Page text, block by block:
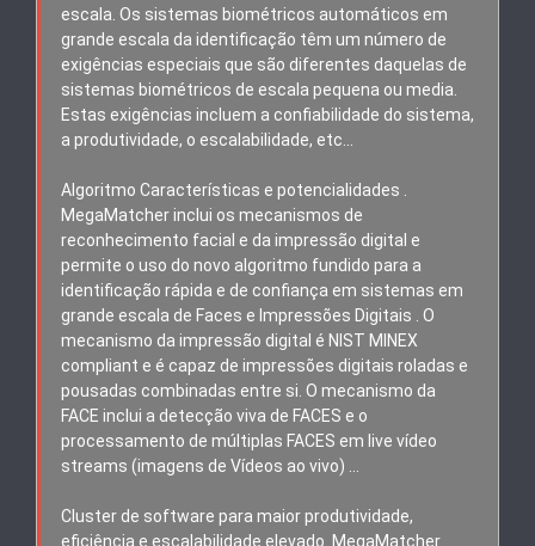
escala. Os sistemas biométricos automáticos em
grande escala da identificação têm um número de
exigências especiais que são diferentes daquelas de
sistemas biométricos de escala pequena ou media.
Estas exigências incluem a confiabilidade do sistema,
a produtividade, o escalabilidade, etc...
Algoritmo Características e potencialidades .
MegaMatcher inclui os mecanismos de
reconhecimento facial e da impressão digital e
permite o uso do novo algoritmo fundido para a
identificação rápida e de confiança em sistemas em
grande escala de Faces e Impressões Digitais . O
mecanismo da impressão digital é NIST MINEX
compliant e é capaz de impressões digitais roladas e
pousadas combinadas entre si. O mecanismo da
FACE inclui a detecção viva de FACES e o
processamento de múltiplas FACES em live vídeo
streams (imagens de Vídeos ao vivo) …
Cluster de software para maior produtividade,
eficiência e escalabilidade elevado. MegaMatcher